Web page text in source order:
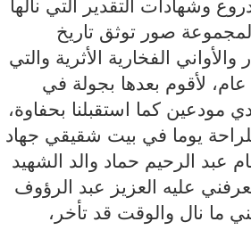
وحتى الآن اضافة لمجموعة صور توثق تاريخ
الفخارية الأثرية والتي
وحسب الورقة الملصقة تعود لأجدادنا الكنعانيين لما قبل 4500 عام، لأقوم بعدها بجولة في
مودعين كما استقبلنا بحفاوة،
يوما في بيت شقيقي جهاد
عبد الرحيم حماد والد الشهيد
عليه العزيز عبد الرؤوف
ما نال والوقت قد تأخر،